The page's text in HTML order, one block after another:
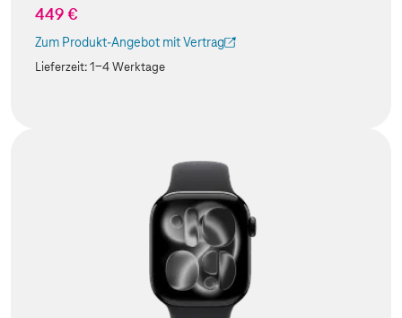
449 €
Zum Produkt-Angebot mit Vertrag
(Der Link wird in einem neuen Tab geöffnet)
Lieferzeit:1-4 Werktage